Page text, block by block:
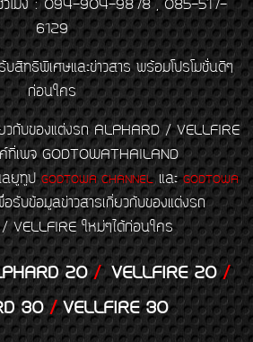
วโมง : 094-904-9878 , 085-517-
6129
บสิทธิพิเศษและข่าวสาร พร้อมโปรโมชั่นดีๆ
ก่อนใคร
วกับของแต่งรถ ALPHARD / VELLFIRE
ที่เพจ GODTOWATHAILAND
ลยูทูปGODTOWA CHANNELและGODTOWA
อรับข้อมูลข่าวสารเกี่ยวกับของแต่งรถ
VELLFIRE ใหม่ๆได้ก่อนใคร
20/VELLFIRE 20/
30/VELLFIRE 30